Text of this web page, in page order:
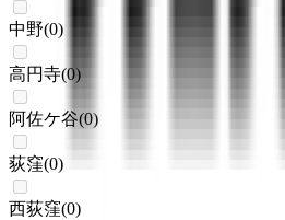
中野(0)
高円寺(0)
阿佐ケ谷(0)
荻窪(0)
西荻窪(0)